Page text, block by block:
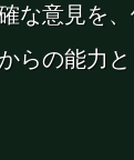
な意見を
らの能力